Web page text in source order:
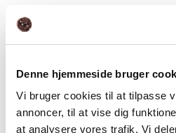
Denne hjemmeside bruger
Vi bruger cookies til at tilpasse
annoncer, til at vise dig
at analysere vores trafik. Vi